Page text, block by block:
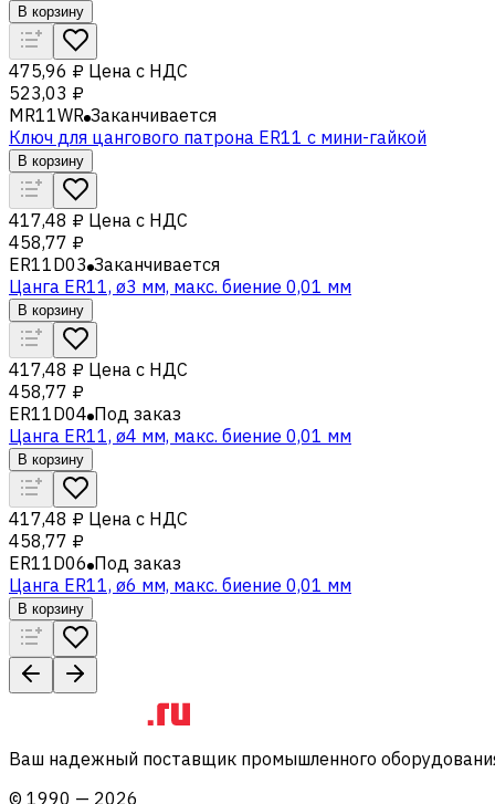
В корзину
475,96 ₽ Цена с НДС
523,03 ₽
MR11WR Заканчивается
Ключ для цангового патрона ER11 с мини-гайкой
В корзину
417,48 ₽ Цена с НДС
458,77 ₽
ER11D03 Заканчивается
Цанга ER11, ø3 мм, макс. биение 0,01 мм
В корзину
417,48 ₽ Цена с НДС
458,77 ₽
ER11D04 Под заказ
Цанга ER11, ø4 мм, макс. биение 0,01 мм
В корзину
417,48 ₽ Цена с НДС
458,77 ₽
ER11D06 Под заказ
Цанга ER11, ø6 мм, макс. биение 0,01 мм
В корзину
Ваш надежный поставщик промышленного
© 1990 — 2026